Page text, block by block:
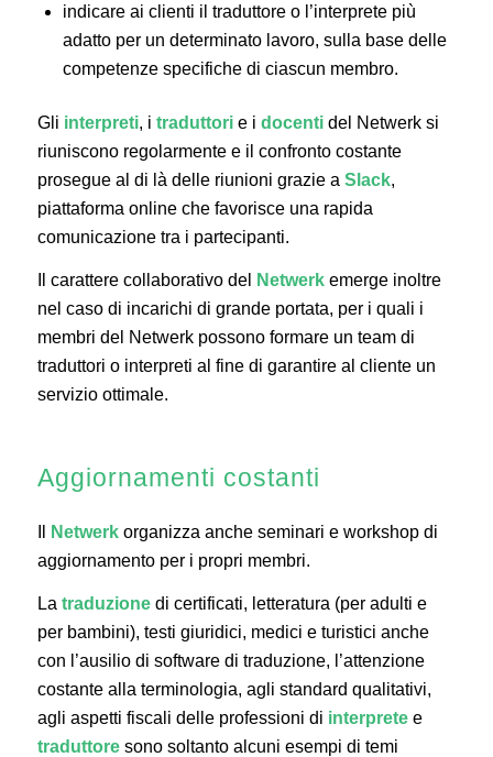
indicare ai clienti il traduttore o l’interprete più
adatto per un determinato lavoro, sulla base delle
competenze specifiche di ciascun membro.
Gli interpreti, i traduttorie i docentidel Netwerk si
riuniscono regolarmente e il confronto costante
prosegue al di là delle riunioni grazie a Slack,
piattaforma online che favorisce una rapida
comunicazione tra i partecipanti.
Il carattere collaborativo del Netwerkemerge inoltre
nel caso di incarichi di grande portata, per i quali i
membri del Netwerk possono formare un team di
traduttori o interpreti al fine di garantire al cliente un
servizio ottimale.
Aggiornamenti costanti
Netwerkorganizza anche seminari e workshop di
aggiornamento per i propri membri.
La traduzione di certificati, letteratura (per adulti e
per bambini), testi giuridici, medici e turistici anche
con l’ausilio di software di traduzione, l’attenzione
costante alla terminologia, agli standard qualitativi,
agli aspetti fiscali delle professioni di interpretee
traduttoresono soltanto alcuni esempi di temi